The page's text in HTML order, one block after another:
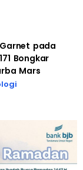
pada
Bongkar
Mars